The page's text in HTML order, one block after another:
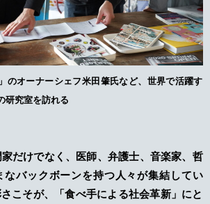
のオーナーシェフ米田肇氏など、世界で活躍す
研究室を訪れる
だけでなく、医師、弁護士、音楽家、哲
なバックボーンを持つ人々が集結してい
こそが、「食べ手による社会革新」にと